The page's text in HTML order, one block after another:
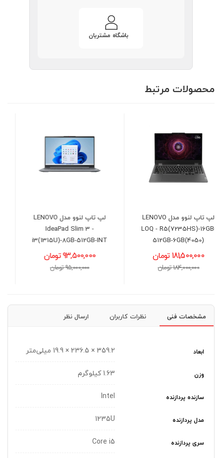
باشگاه مشتریان
محصولات مرتبط
لپ تاپ لنوو مدل LENOVO
IdeaPad Slim 3 -
i3(1315U)-8GB-512GB-INT
93,500,000 تومان
95,000,000 تومان
لپ تاپ لنوو مدل LENOVO
LOQ - i7(14700HX)-24GB-
512GB-8GB(5050)
291,500,000 تومان
295,000,000 تومان
مشخصات فنی نظرات کاربران ارسال نظر
ابعاد 359.2 × 236.5 × 19.9 میلی‌متر
وزن 1.63 کیلوگرم
سازنده پردازنده Intel
مدل پردازنده 1235U
سری پردازنده Core i5